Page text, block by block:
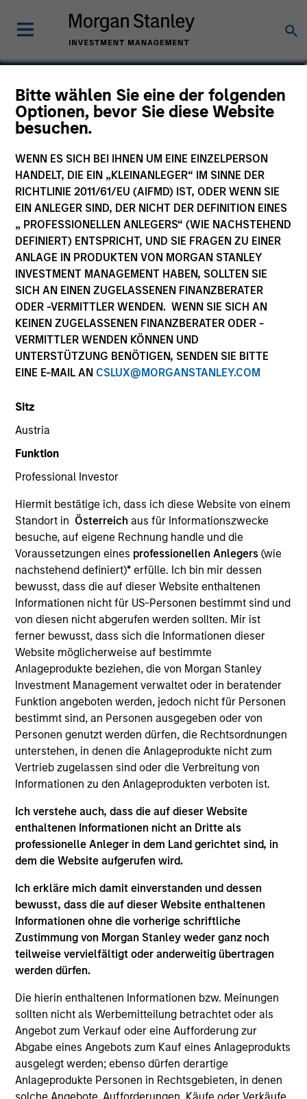
Bitte wählen Sie eine der folgenden
Optionen, bevor Sie diese Website
besuchen.
WENN ES SICH BEI IHNEN UM EINE EINZELPERSON
HANDELT, DIE EIN „KLEINANLEGER“ IM SINNE DER
RICHTLINIE 2011/61/EU (AIFMD) IST, ODER WENN SIE
EIN ANLEGER SIND, DER NICHT DER DEFINITION EINES
„ PROFESSIONELLEN ANLEGERS“ (WIE NACHSTEHEND
DEFINIERT) ENTSPRICHT, UND SIE FRAGEN ZU EINER
ANLAGE IN PRODUKTEN VON MORGAN STANLEY
INVESTMENT MANAGEMENT HABEN, SOLLTEN SIE
SICH AN EINEN ZUGELASSENEN FINANZBERATER
ODER -VERMITTLER WENDEN. WENN SIE SICH AN
KEINEN ZUGELASSENEN FINANZBERATER ODER -
VERMITTLER WENDEN KÖNNEN UND
UNTERSTÜTZUNG BENÖTIGEN, SENDEN SIE BITTE
EINE E-MAIL AN CSLUX@MORGANSTANLEY.COM
Sitz
Austria
Funktion
Professional Investor
Hiermit bestätige ich, dass ich diese Website von einem
Standort in Österreich aus für Informationszwecke
besuche, auf eigene Rechnung handle und die
Voraussetzungen eines professionellen Anlegers(wie
nachstehend definiert)* erfülle. Ich bin mir dessen
bewusst, dass die auf dieser Website enthaltenen
Informationen nicht für US-Personen bestimmt sind und
von diesen nicht abgerufen werden sollten. Mir ist
ferner bewusst, dass sich die Informationen dieser
Website möglicherweise auf bestimmte
Anlageprodukte beziehen, die von Morgan Stanley
Investment Management verwaltet oder in beratender
Funktion angeboten werden, jedoch nicht für Personen
bestimmt sind, an Personen ausgegeben oder von
Personen genutzt werden dürfen, die Rechtsordnungen
unterstehen, in denen die Anlageprodukte nicht zum
Vertrieb zugelassen sind oder die Verbreitung von
Informationen zu den Anlageprodukten verboten ist.
Ich verstehe auch, dass die auf dieser Website
enthaltenen Informationen nicht an Dritte als
professionelle Anleger in dem Land gerichtet sind, in
dem die Website aufgerufen wird.
Ich erkläre mich damit einverstanden und dessen
bewusst, dass die auf dieser Website enthaltenen
Informationen ohne die vorherige schriftliche
Zustimmung von Morgan Stanley weder ganz noch
teilweise vervielfältigt oder anderweitig übertragen
werden dürfen.
Die hierin enthaltenen Informationen bzw. Meinungen
sollten nicht als Werbemitteilung betrachtet oder als
Angebot zum Verkauf oder eine Aufforderung zur
Abgabe eines Angebots zum Kauf eines Anlageprodukts
ausgelegt werden; ebenso dürfen derartige
Anlageprodukte Personen in Rechtsgebieten, in denen
Toby Norris
COO and Head of Risk Management
for Private Investing Morgan Stanley
Investment Management
YEARS OF INDUSTRY EXPERIENCE
29 Years
TEAM
North America Private Credit
Mr. Norris is a Managing Director and is the Chief
Operating Officer and Head of Risk Management for
Private Investing. He joined Morgan Stanley in 2011
and has over 28 years of banking and risk
management experience. Prior to this role Toby
was the head of risk for Merchant Banking and Real
Estate Investing. Prior to joining the firm, Toby was
a senior risk executive at Bank of America Merrill
Lynch responsible for managing credit risk
exposure to large corporate borrowers in North
America in the general industrials, gaming, sports
and other sectors. From 2005 to 2008 Toby held a
series of management positions in Global Risk
Management at Merrill Lynch, and was a Managing
commitments prior to the merger with Bank of
America. From 1997 to 2005 Toby was a leveraged
finance and media investment banker at Merrill
Lynch. Toby received a B.A. in economics from
Trinity College and an M.B.A. from the
Massachusetts Institute of Technology
Team Insights